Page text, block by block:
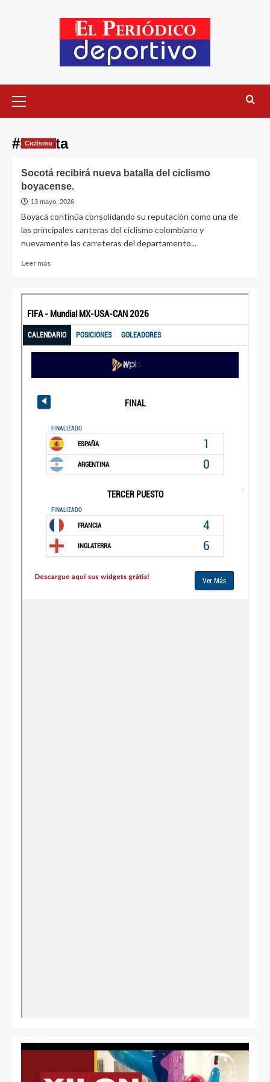
#Socota
Ciclismo
Socotá recibirá nueva batalla del ciclismo
boyacense.
13 mayo, 2026
Boyacá continúa consolidando su reputación como una de
las principales canteras del ciclismo colombiano y
nuevamente las carreteras del departamento...
Leer más